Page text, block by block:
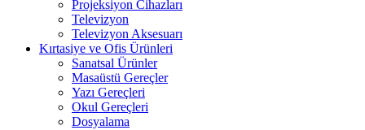
Projeksiyon Cihazları
Televizyon
Televizyon Aksesuarı
Kırtasiye ve Ofis Ürünleri
Sanatsal Ürünler
Masaüstü Gereçler
Yazı Gereçleri
Okul Gereçleri
Dosyalama